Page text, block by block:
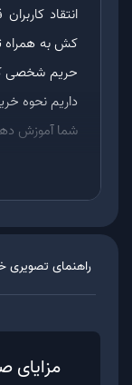
انتقاد
حریم شخصی
داریم نحوه
شما آموزش
ارز زی
راهنمای تصویری
مزایای